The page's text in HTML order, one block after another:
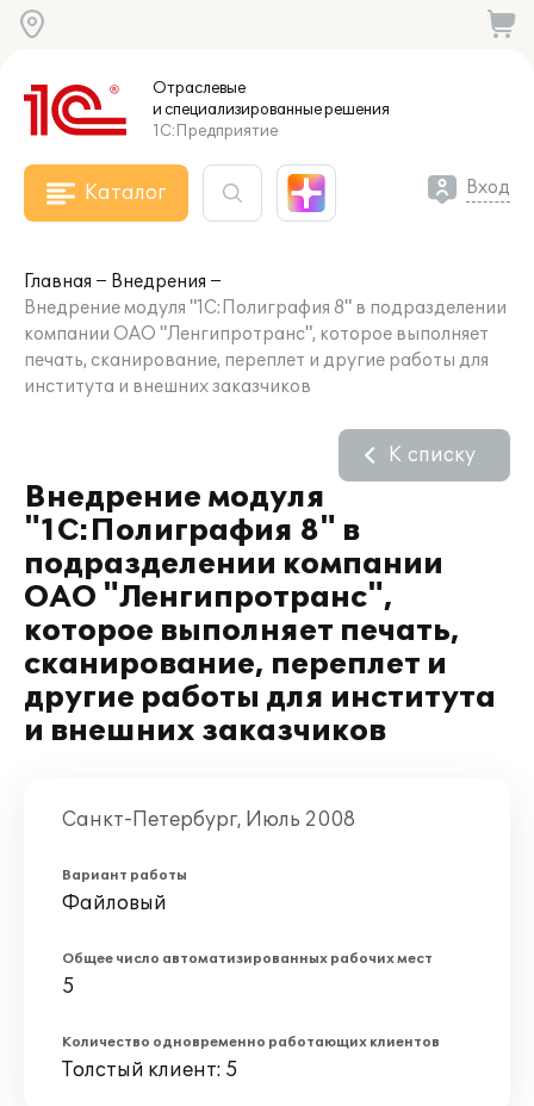
Отраслевые
и специализированныерешения
1С:Предприятие
Каталог Вход
Главная
Внедрения
Внедрение модуля "1С:Полиграфия 8" в подразделении
компании ОАО "Ленгипротранс", которое выполняет
печать, сканирование, переплет и другие работы для
института и внешних заказчиков
Внедрение модуля
"1С:Полиграфия 8" в
подразделении компании
ОАО "Ленгипротранс",
которое выполняет печать,
сканирование, переплет и
другие работы для института
и внешних заказчиков
К списку
Санкт-Петербург, Июль 2008
Вариант работы
Файловый
Общее число автоматизированных рабочих мест
5
Количество одновременно работающих клиентов
Толстый клиент: 5